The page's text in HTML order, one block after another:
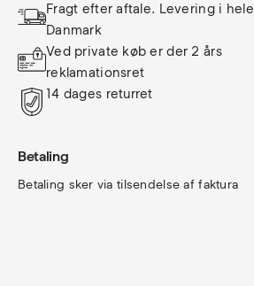
Fragt efter aftale. Levering i hele
Danmark
Ved private køb er der 2 års
reklamationsret
14 dages returret
Betaling
Betaling sker via tilsendelse af faktura